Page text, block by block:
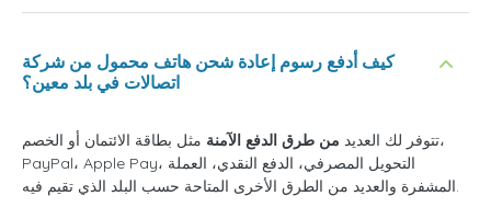
كيف أدفع رسوم إعادة شحن هاتف محمول من شركة
اتصالات في بلد معين؟
تتوفر لك العديد من طرق الدفع الآمنة مثل بطاقة الائتمان أو الخصم،
PayPal، Apple Pay، التحويل المصرفي، الدفع النقدي، العملة
المشفرة والعديد من الطرق الأخرى المتاحة حسب البلد الذي تقيم فيه.